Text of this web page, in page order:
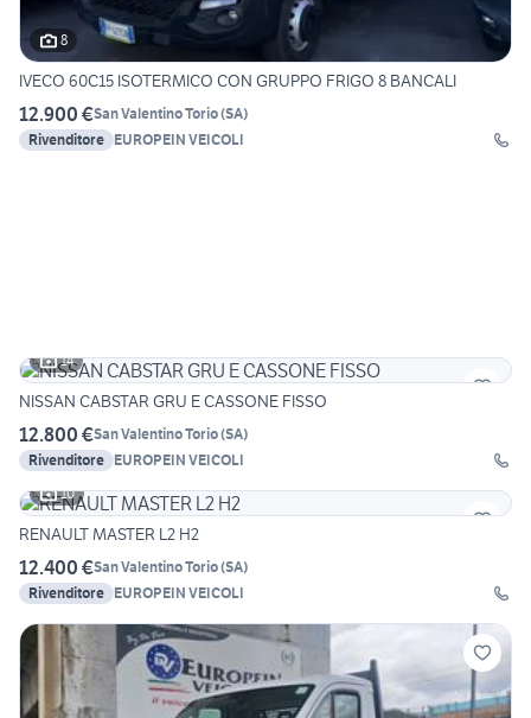
8
IVECO 60C15 ISOTERMICO CON GRUPPO FRIGO 8 BANCALI
12.900 €San Valentino Torio(SA)
Rivenditore EUROPEIN VEICOLI
14
NISSAN CABSTAR GRU E CASSONE FISSO
12.800 €San Valentino Torio(SA)
Rivenditore EUROPEIN VEICOLI
10
RENAULT MASTER L2 H2
12.400 €San Valentino Torio(SA)
Rivenditore EUROPEIN VEICOLI